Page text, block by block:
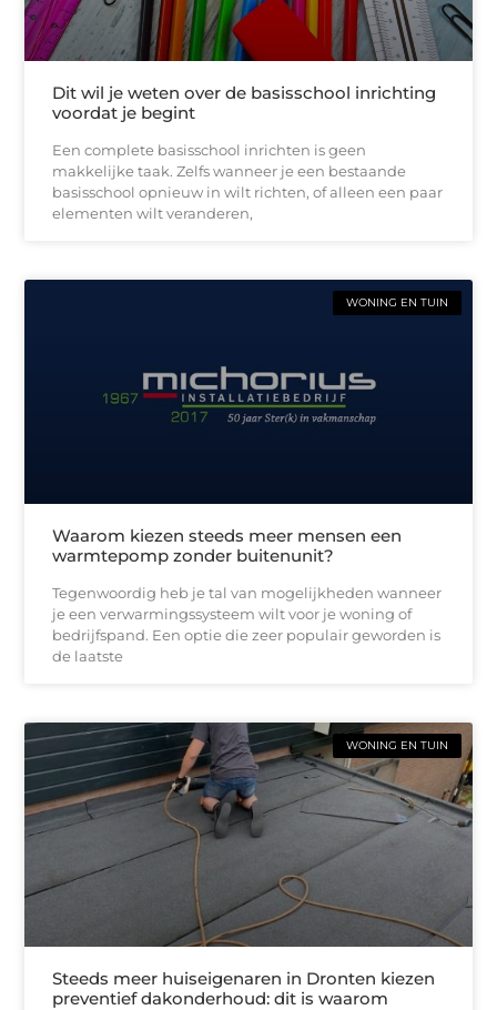
Dit wil je weten over de basisschool inrichting
voordat je begint
Een complete basisschool inrichten is geen
makkelijke taak. Zelfs wanneer je een bestaande
basisschool opnieuw in wilt richten, of alleen een paar
elementen wilt veranderen,
WONING EN TUIN
Waarom kiezen steeds meer mensen een
warmtepomp zonder buitenunit?
Tegenwoordig heb je tal van mogelijkheden wanneer
je een verwarmingssysteem wilt voor je woning of
bedrijfspand. Een optie die zeer populair geworden is
de laatste
WONING EN TUIN
Steeds meer huiseigenaren in Dronten kiezen
preventief dakonderhoud: dit is waarom